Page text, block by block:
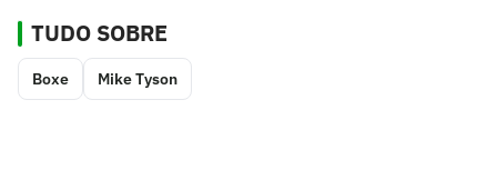
TUDO SOBRE
Boxe Mike Tyson